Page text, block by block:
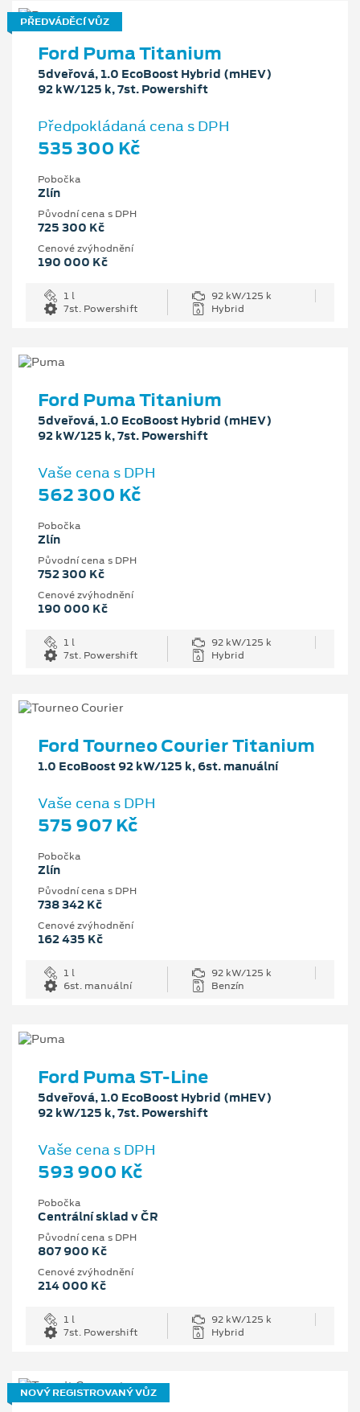
PŘEDVÁDĚCÍ VŮZ
Ford Puma Titanium
5dveřová, 1.0 EcoBoost Hybrid (mHEV)
92 kW/125 k, 7st. Powershift
Předpokládaná cena s DPH
535 300 Kč
Pobočka
Zlín
Původní cena s DPH
725 300 Kč
Cenové zvýhodnění
190 000 Kč
1 l
92 kW/125 k
7st. Powershift
Hybrid
Ford Puma Titanium
5dveřová, 1.0 EcoBoost Hybrid (mHEV)
92 kW/125 k, 7st. Powershift
Vaše cena s DPH
562 300 Kč
Pobočka
Zlín
Původní cena s DPH
752 300 Kč
Cenové zvýhodnění
190 000 Kč
1 l
92 kW/125 k
7st. Powershift
Hybrid
Ford Tourneo Courier Titanium
1.0 EcoBoost 92 kW/125 k, 6st. manuální
Vaše cena s DPH
575 907 Kč
Pobočka
Zlín
Původní cena s DPH
738 342 Kč
Cenové zvýhodnění
162 435 Kč
1 l
92 kW/125 k
6st. manuální
Benzín
Ford Puma ST-Line
5dveřová, 1.0 EcoBoost Hybrid (mHEV)
92 kW/125 k, 7st. Powershift
Vaše cena s DPH
593 900 Kč
Pobočka
Centrální sklad v ČR
Původní cena s DPH
807 900 Kč
Cenové zvýhodnění
214 000 Kč
1 l
92 kW/125 k
7st. Powershift
Hybrid
NOVÝ REGISTROVANÝ VŮZ